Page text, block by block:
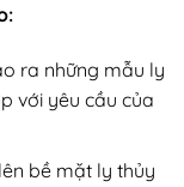
ra những mẫu ly
với yêu cầu của
bề mặt ly thủy